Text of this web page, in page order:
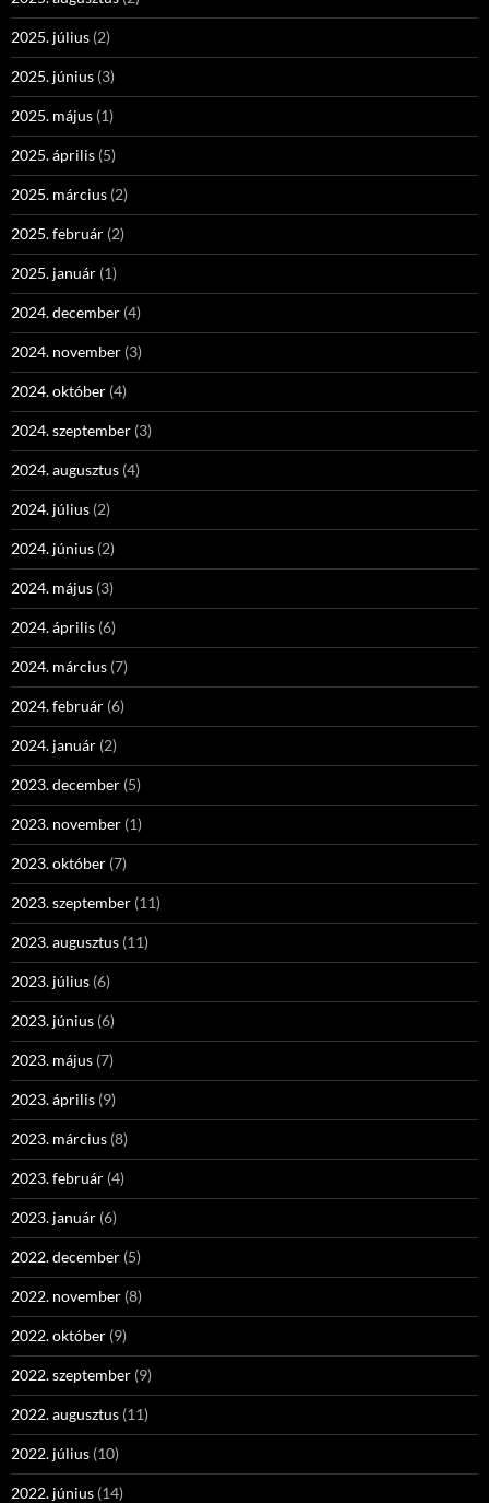
2025. július (2)
2025. június (3)
2025. május (1)
2025. április (5)
2025. március (2)
2025. február (2)
2025. január (1)
2024. december (4)
2024. november (3)
2024. október (4)
2024. szeptember (3)
2024. augusztus (4)
2024. július (2)
2024. június (2)
2024. május (3)
2024. április (6)
2024. március (7)
2024. február (6)
2024. január (2)
2023. december (5)
2023. november (1)
2023. október (7)
2023. szeptember (11)
2023. augusztus (11)
2023. július (6)
2023. június (6)
2023. május (7)
2023. április (9)
2023. március (8)
2023. február (4)
2023. január (6)
2022. december (5)
2022. november (8)
2022. október (9)
2022. szeptember (9)
2022. augusztus (11)
2022. július (10)
2022. június (14)